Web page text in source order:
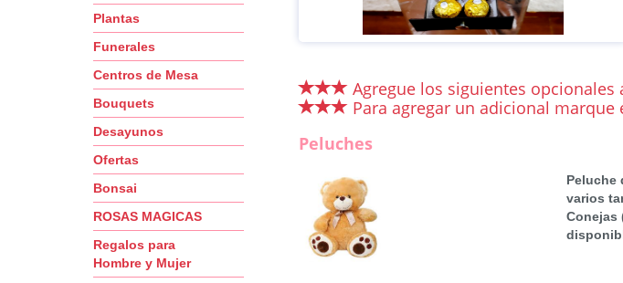
Plantas
Funerales
Centros de Mesa
Bouquets
Desayunos
Ofertas
Bonsai
ROSAS MAGICAS
Regalos para
Hombre y Mujer
Agregue los siguientes
Para agregar un adicional
Peluches
Peluche
varios
Conejas